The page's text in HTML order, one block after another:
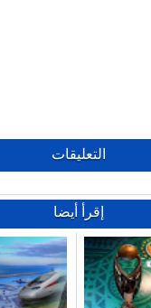
التعليقات
إقرأ أيضا